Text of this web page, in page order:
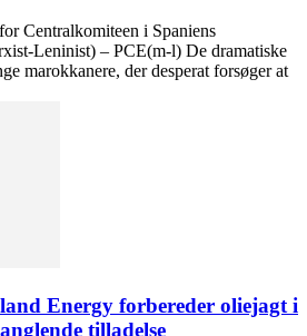
Centralkomiteen i Spaniens
Leninist) – PCE(m-l) De dramatiske
marokkanere, der desperat forsøger at
Energy forbereder oliejagt i
tilladelse